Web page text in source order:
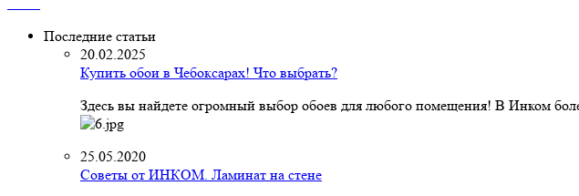
Последние статьи
20.02.2025
Купить обои в Чебоксарах! Что выбрать?
Здесь вы найдете огромный выбор обоев для любого помещения! В Инком
25.05.2020
Советы от ИНКОМ. Ламинат на стене